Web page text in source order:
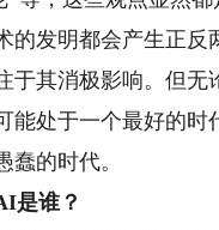
的发明都会产生正
于其消极影响。但
能处于一个最好的
蠢的时代。
是谁？